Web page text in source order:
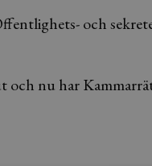
och
och nu har